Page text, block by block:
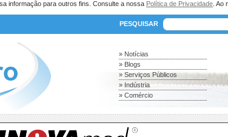
informação para outros fins. Consulte a nossa Política de Privacidade .
PESQUISAR
» Notícias
» Blogs
» Serviços Públicos
» Indústria
» Comércio